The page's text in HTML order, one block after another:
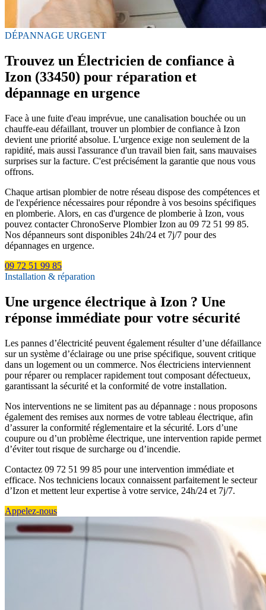
DÉPANNAGE URGENT
Trouvez un Électricien de confiance à
Izon (33450) pour réparation et
dépannage en urgence
Face à une fuite d'eau imprévue, une canalisation bouchée ou un
chauffe-eau défaillant, trouver un plombier de confiance à Izon
devient une priorité absolue. L'urgence exige non seulement de la
rapidité, mais aussi l'assurance d'un travail bien fait, sans mauvaises
surprises sur la facture. C'est précisément la garantie que nous vous
offrons.
Chaque artisan plombier de notre réseau dispose des compétences et
de l'expérience nécessaires pour répondre à vos besoins spécifiques
en plomberie. Alors, en cas d'urgence de plomberie à Izon, vous
pouvez contacter ChronoServe Plombier Izon au 09 72 51 99 85.
Nos dépanneurs sont disponibles 24h/24 et 7j/7 pour des
dépannages en urgence.
09 72 51 99 85
Installation & réparation
Une urgence électrique à Izon ? Une
réponse immédiate pour votre sécurité
Les pannes d’électricité peuvent également résulter d’une défaillance
sur un système d’éclairage ou une prise spécifique, souvent critique
dans un logement ou un commerce. Nos électriciens interviennent
pour réparer ou remplacer rapidement tout composant défectueux,
garantissant la sécurité et la conformité de votre installation.
Nos interventions ne se limitent pas au dépannage : nous proposons
également des remises aux normes de votre tableau électrique, afin
d’assurer la conformité réglementaire et la sécurité. Lors d’une
coupure ou d’un problème électrique, une intervention rapide permet
d’éviter tout risque de surcharge ou d’incendie.
Contactez 09 72 51 99 85 pour une intervention immédiate et
efficace. Nos techniciens locaux connaissent parfaitement le secteur
d’Izon et mettent leur expertise à votre service, 24h/24 et 7j/7.
Appelez-nous